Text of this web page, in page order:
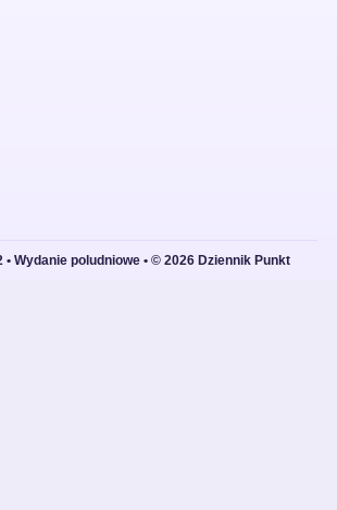
Wydanie poludniowe • © 2026 Dziennik Punkt